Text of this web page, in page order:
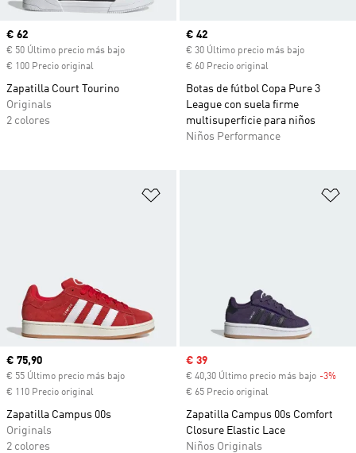
Precio actual
€ 62
€ 50 Último precio más bajo
€ 100 Precio original
Zapatilla Court Tourino
Originals
2 colores
Precio actual
€ 42
€ 30 Último precio más bajo
€ 60 Precio original
Botas de fútbol Copa Pure 3
League con suela firme
multisuperficie para niños
Niños Performance
Precio actual
€ 75,90
€ 55 Último precio más bajo
€ 110 Precio original
Zapatilla Campus 00s
Originals
2 colores
Precio de venta
€ 39
€ 40,30 Último precio más bajo -3%
€ 65 Precio original
Zapatilla Campus 00s Comfort
Closure Elastic Lace
Niños Originals